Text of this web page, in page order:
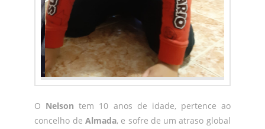
O Nelsontem 10 anos de idade, pertence ao
concelho de Almada, e sofre de um atraso global